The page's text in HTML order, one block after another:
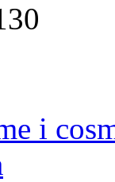
i